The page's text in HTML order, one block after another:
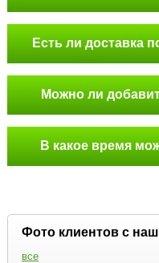
Есть ли доставка
Можно ли
В какое время
Фото клиентов с
все